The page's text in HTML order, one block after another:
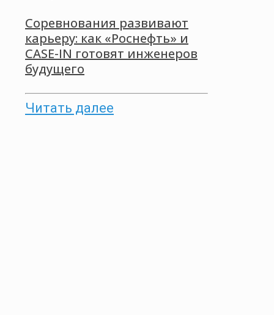
Соревнования развивают
карьеру: как «Роснефть» и
CASE-IN готовят инженеров
будущего
Читать далее